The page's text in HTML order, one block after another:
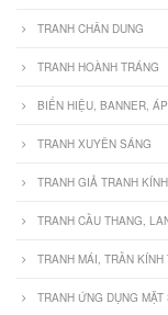
TRANH CHÂN DUNG
TRANH HOÀNH TRÁNG
BIỂN HIỆU, BANNER,
TRANH XUYÊN SÁNG
TRANH GIẢ TRANH
TRANH CẦU THANG,
TRANH MÁI, TRẦN
TRANH ỨNG DỤNG